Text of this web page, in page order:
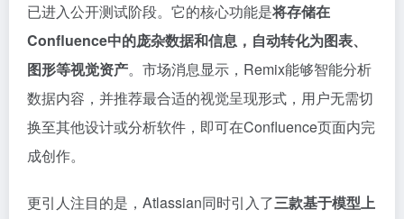
已进入公开测试阶段。它的核心功能是将存储在
Confluence中的庞杂数据和信息，自动转化为图表、
图形等视觉资产。市场消息显示，Remix能够智能分析
数据内容，并推荐最合适的视觉呈现形式，用户无需切
换至其他设计或分析软件，即可在Confluence页面内完
成创作。
更引人注目的是，Atlassian同时引入了三款基于模型上